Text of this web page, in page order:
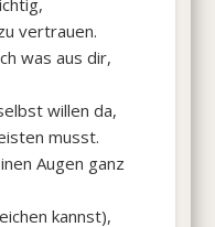
vertrauen.
was aus dir,
willen da,
musst.
Augen ganz
kannst),